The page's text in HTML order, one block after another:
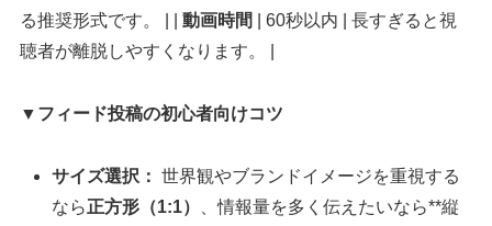
る推奨形式です。 | |動画時間
| 60秒以内 | 長すぎると視
聴者が離脱しやすくなります。 |
▼フィード投稿の初心者向けコツ
サイズ選択： 世界観やブランドイメージを重視する
なら正方形（1:1）
、情報量を多く伝えたいなら**縦